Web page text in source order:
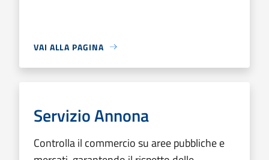
VAI ALLA PAGINA
Servizio Annona
Controlla il commercio su aree pubbliche e